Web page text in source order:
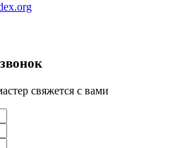
свяжется с вами